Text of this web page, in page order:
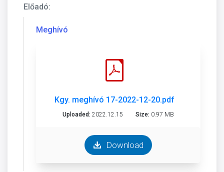
Előadó:
Meghívó
Kgy. meghívó 17-2022-12-20.pdf
Uploaded: 2022.12.15 Size: 0.97 MB
Download